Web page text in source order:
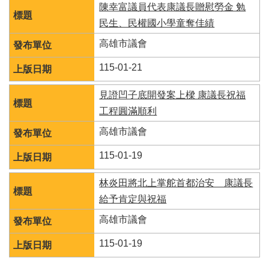
會
版
品
法
規
專
便
民
服
務
本
會
系
統
陳幸富議員代表康議長贈慰勞金 勉
民生、民權國小學童奪佳績
高雄市議會
115-01-21
見證凹子底開發案上樑 康議長祝福
工程圓滿順利
高雄市議會
115-01-19
林炎田將北上掌舵首都治安 康議長
給予肯定與祝福
高雄市議會
115-01-19